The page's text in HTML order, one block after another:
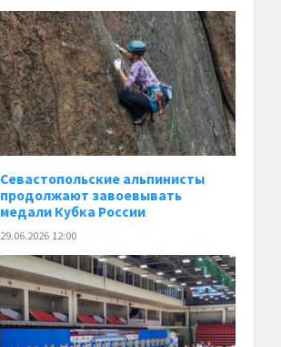
Севастопольские альпинисты
продолжают завоевывать
медали Кубка России
29.06.2026 12:00